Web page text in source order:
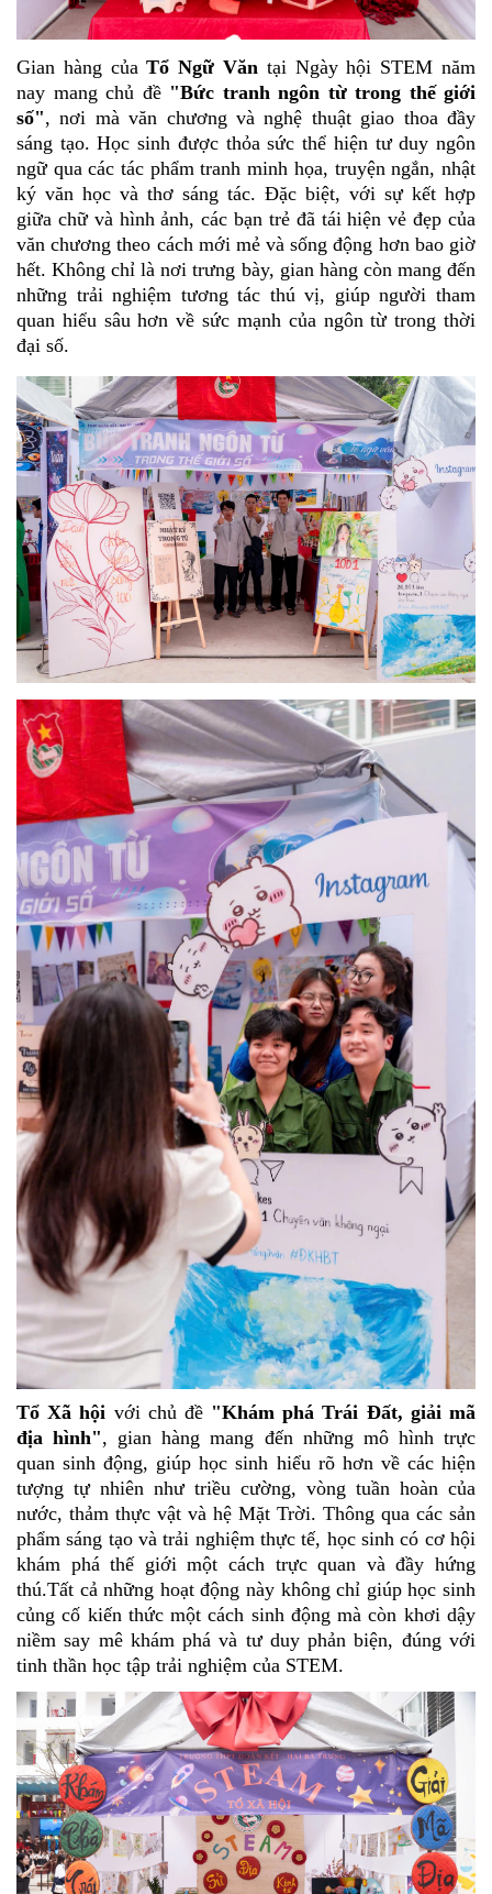
Gian hàng củaTổ Ngữ Văn tại Ngày hội STEM năm
nay mang chủ đề "Bức tranh ngôn từ trong thế giới
số", nơi mà văn chương và nghệ thuật giao thoa đầy
sáng tạo. Học sinh được thỏa sức thể hiện tư duy ngôn
ngữ qua các tác phẩm tranh minh họa, truyện ngắn, nhật
ký văn học và thơ sáng tác. Đặc biệt, với sự kết hợp
giữa chữ và hình ảnh, các bạn trẻ đã tái hiện vẻ đẹp của
văn chương theo cách mới mẻ và sống động hơn bao giờ
hết. Không chỉ là nơi trưng bày, gian hàng còn mang đến
những trải nghiệm tương tác thú vị, giúp người tham
quan hiểu sâu hơn về sức mạnh của ngôn từ trong thời
đại số.
Tổ Xã hội với chủ đề "Khám phá Trái Đất, giải mã
địa hình", gian hàng mang đến những mô hình trực
quan sinh động, giúp học sinh hiểu rõ hơn về các hiện
tượng tự nhiên như triều cường, vòng tuần hoàn của
nước, thảm thực vật và hệ Mặt Trời. Thông qua các sản
phẩm sáng tạo và trải nghiệm thực tế, học sinh có cơ hội
khám phá thế giới một cách trực quan và đầy hứng
thú.Tất cả những hoạt động này không chỉ giúp học sinh
củng cố kiến thức một cách sinh động mà còn khơi dậy
niềm say mê khám phá và tư duy phản biện, đúng với
tinh thần học tập trải nghiệm của STEM.